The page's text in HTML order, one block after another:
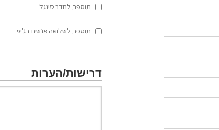
תוספת לחדר סינגל
תוספת לשלושה אנשים בג'יפ
דרישות/הערות